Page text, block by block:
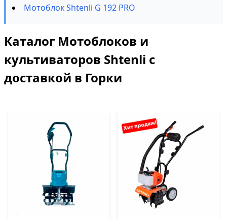
Мотоблок Shtenli G 192 PRO
Каталог Мотоблоков и
культиваторов Shtenli с
доставкой в Горки